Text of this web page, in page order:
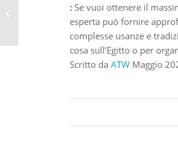
: Se vuoi ottenere il
esperta può fornire
complesse usanze e
cosa sull’Egitto o per
Scritto daATW Maggio
Cucina egiziana